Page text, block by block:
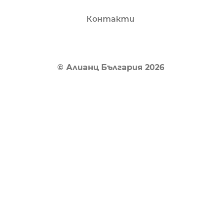
Контакти
© Алианц България 2026